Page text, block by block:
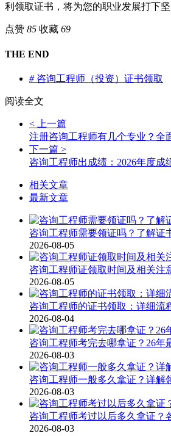
利领取证书，将为您的职业发展打下坚
点赞 85 收藏 69
THE END
#咨询工程师（投资）证书领取
阅读全文
< 上一篇
注册咨询工程师有几个专业？全
下一篇 >
咨询工程师出成绩：2026年度成
相关文章
最新文章
咨询工程师需要领证吗？了解证
2026-08-05
咨询工程师证领取时间及相关注
2026-08-05
咨询工程师的证书领取：详细流
2026-08-04
咨询工程师考完去哪拿证？26年
2026-08-03
咨询工程师一般多久拿证？详解
2026-08-03
咨询工程师考过以后多久拿证？
2026-08-03